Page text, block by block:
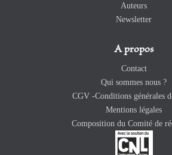
Auteurs
Newsletter
A propos
Contact
Qui sommes nous ?
CGV -Conditions générales
Mentions légales
Composition du Comité de